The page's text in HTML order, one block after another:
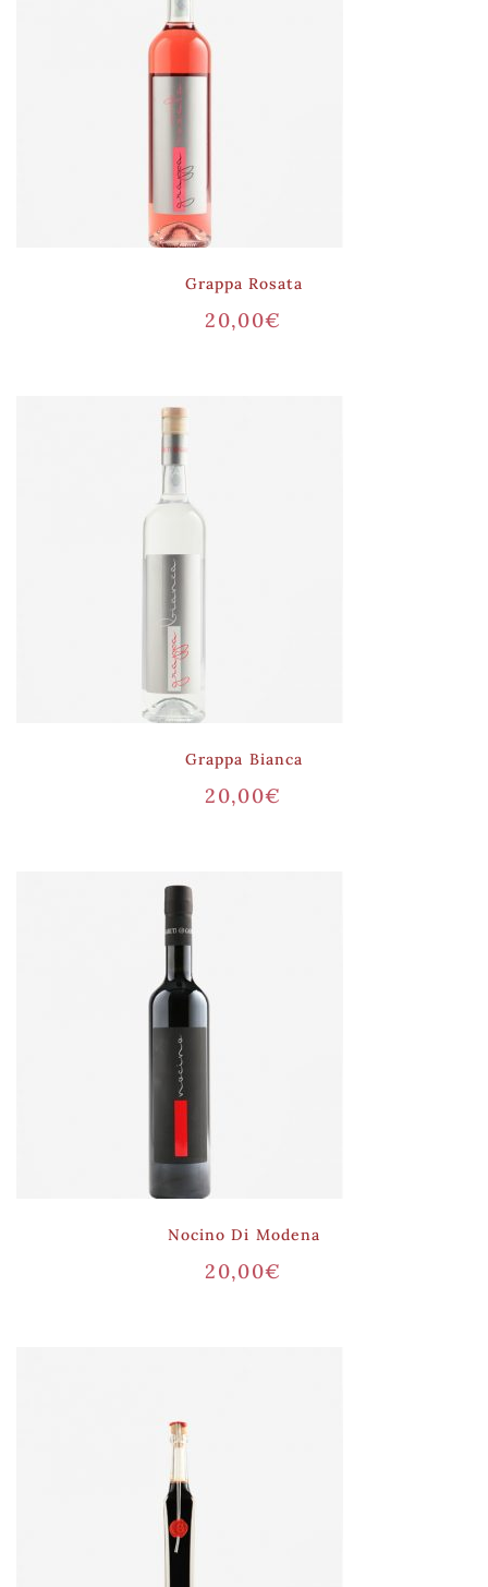
Grappa Rosata
20,00€
Grappa Bianca
20,00€
Nocino Di Modena
20,00€